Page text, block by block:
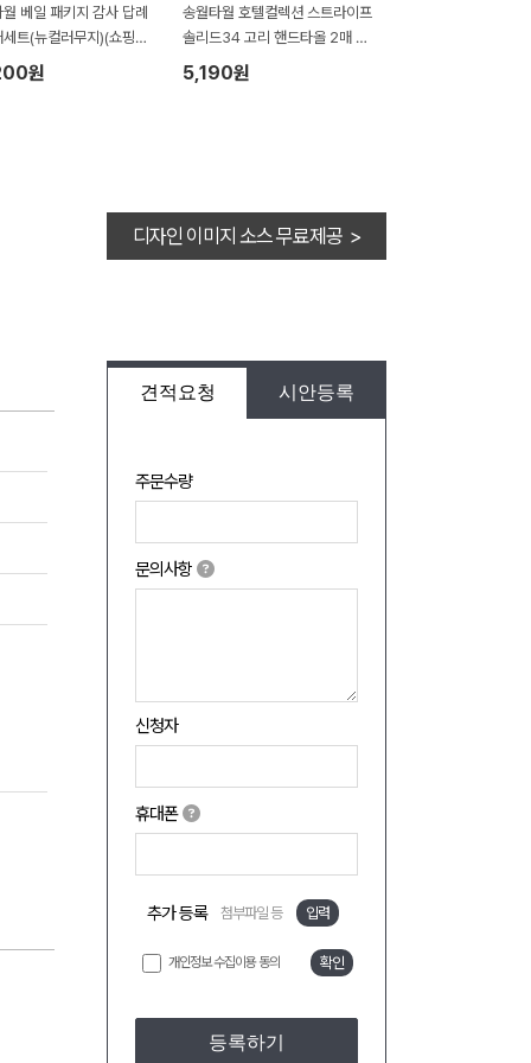
베일 패키지 감사 답례
트(뉴컬러무지)(쇼핑백
원
송월타월 호텔컬렉션 스트라이프
솔리드34 고리 핸드타올 2매 크
라프트세트
5,190원
디자인 이미지 소스 무료제공 >
견적요청 시안등록
주문수량
문의사항
신청자
휴대폰
추가 등록 첨부파일 등 입력
개인정보 수집이용 동의 확인
등록하기